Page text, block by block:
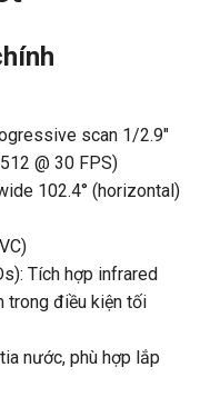
scan 1/2.9″
@ 30 FPS)
102.4° (horizontal)
Tích hợp infrared
trong điều kiện tối
nước, phù hợp lắp